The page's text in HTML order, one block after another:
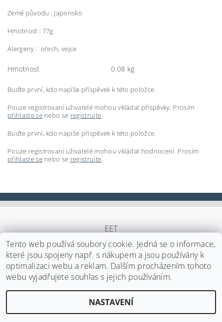
Země původu : Japonsko
Hmotnost : 77g
Alergeny : ořech, vejce
Hmotnost 0.08 kg
Buďte první, kdo napíše příspěvek k této položce.
Pouze registrovaní uživatelé mohou vkládat příspěvky. Prosím
přihlaste senebo se registrujte.
Buďte první, kdo napíše příspěvek k této položce.
Pouze registrovaní uživatelé mohou vkládat hodnocení. Prosím
přihlaste senebo se registrujte.
EET
2026 ©Japa Foods s.r.o. , všechna práva vyhrazenaUpravit nastavení cookies
Vytvořil Shoptet
Tento web používá soubory cookie. Jedná se o informace,
které jsou spojeny např. s nákupem a jsou používány k
optimalizaci webu a reklam. Dalším procházením tohoto
webu vyjadřujete souhlas s jejich používáním.
NASTAVENÍ